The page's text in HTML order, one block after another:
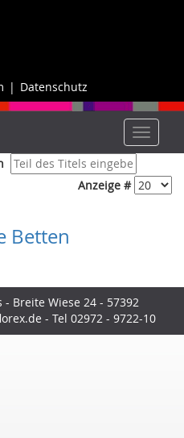
| Datenschutz
Toggle
Anzeige #
Betten
Breite Wiese 24 - 57392
- Tel 02972 - 9722-10